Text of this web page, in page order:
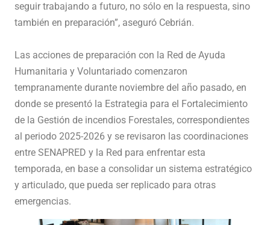
seguir trabajando a futuro, no sólo en la respuesta, sino
también en preparación”, aseguró Cebrián.
Las acciones de preparación con la Red de Ayuda
Humanitaria y Voluntariado comenzaron
tempranamente durante noviembre del año pasado, en
donde se presentó la Estrategia para el Fortalecimiento
de la Gestión de incendios Forestales, correspondientes
al periodo 2025-2026 y se revisaron las coordinaciones
entre SENAPRED y la Red para enfrentar esta
temporada, en base a consolidar un sistema estratégico
y articulado, que pueda ser replicado para otras
emergencias.